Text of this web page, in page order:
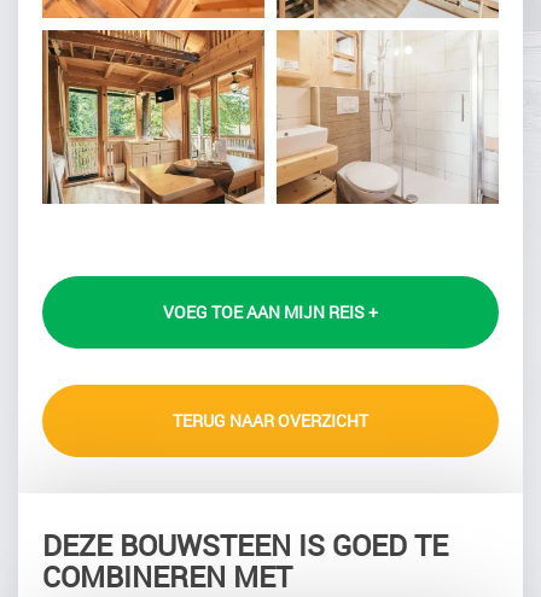
VOEG TOE AAN MIJN REIS +
TERUG NAAR OVERZICHT
DEZE BOUWSTEEN IS GOED TE
COMBINEREN MET